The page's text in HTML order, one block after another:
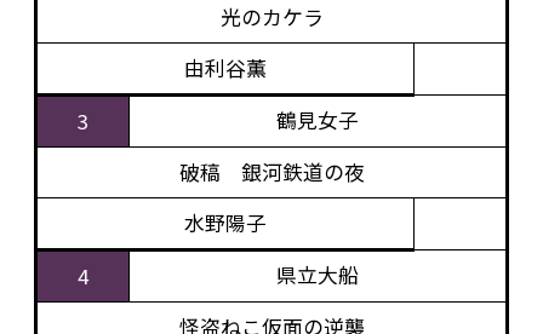
光のカケラ
由利谷薫
3
鶴見女子
破稿 銀河鉄道の夜
水野陽子
4
県立大船
怪盗ねこ仮面の逆襲